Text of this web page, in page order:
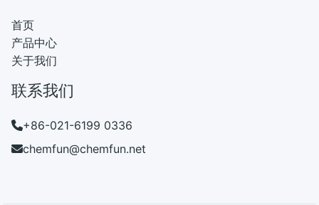
首页
产品中心
关于我们
联系我们
+86-021-6199 0336
chemfun@chemfun.net